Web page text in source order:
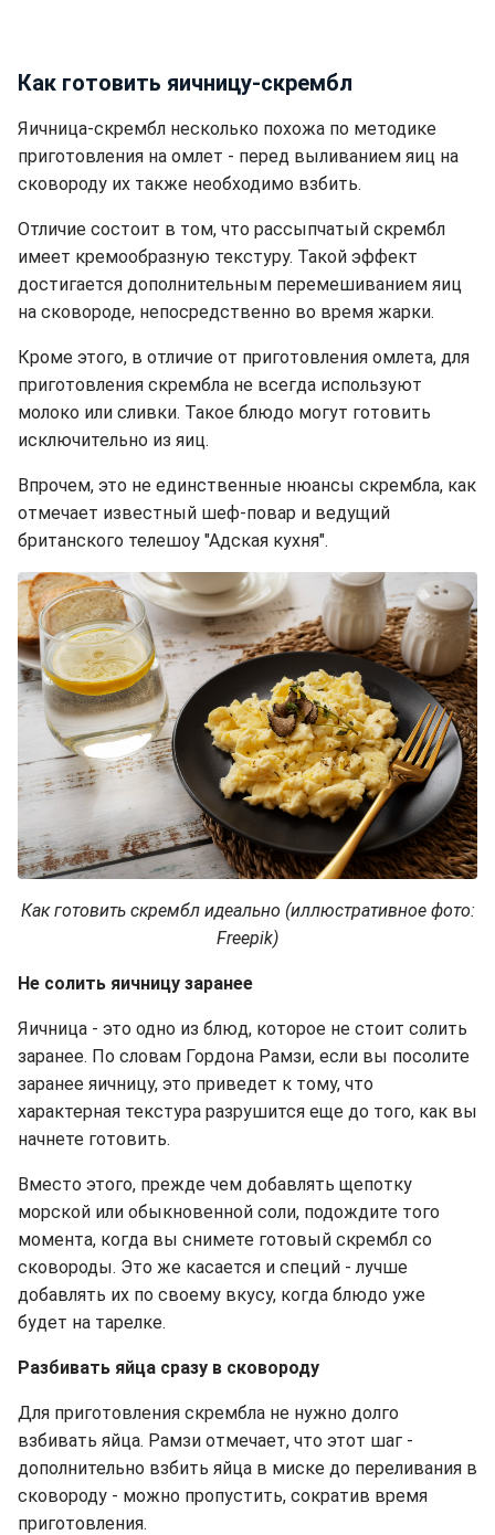
Как готовить яичницу-скрембл
Яичница-скрембл несколько похожа по методике
приготовления на омлет - перед выливанием яиц на
сковороду их также необходимо взбить.
Отличие состоит в том, что рассыпчатый скрембл
имеет кремообразную текстуру. Такой эффект
достигается дополнительным перемешиванием яиц
на сковороде, непосредственно во время жарки.
Кроме этого, в отличие от приготовления омлета, для
приготовления скрембла не всегда используют
молоко или сливки. Такое блюдо могут готовить
исключительно из яиц.
Впрочем, это не единственные нюансы скрембла, как
отмечает известный шеф-повар и ведущий
британского телешоу "Адская кухня".
Как готовить скрембл идеально (иллюстративное фото:
Freepik)
Не солить яичницу заранее
Яичница - это одно из блюд, которое не стоит солить
заранее. По словам Гордона Рамзи, если вы посолите
заранее яичницу, это приведет к тому, что
характерная текстура разрушится еще до того, как вы
начнете готовить.
Вместо этого, прежде чем добавлять щепотку
морской или обыкновенной соли, подождите того
момента, когда вы снимете готовый скрембл со
сковороды. Это же касается и специй - лучше
добавлять их по своему вкусу, когда блюдо уже
будет на тарелке.
Разбивать яйца сразу в сковороду
Для приготовления скрембла не нужно долго
взбивать яйца. Рамзи отмечает, что этот шаг -
дополнительно взбить яйца в миске до переливания в
сковороду - можно пропустить, сократив время
приготовления.